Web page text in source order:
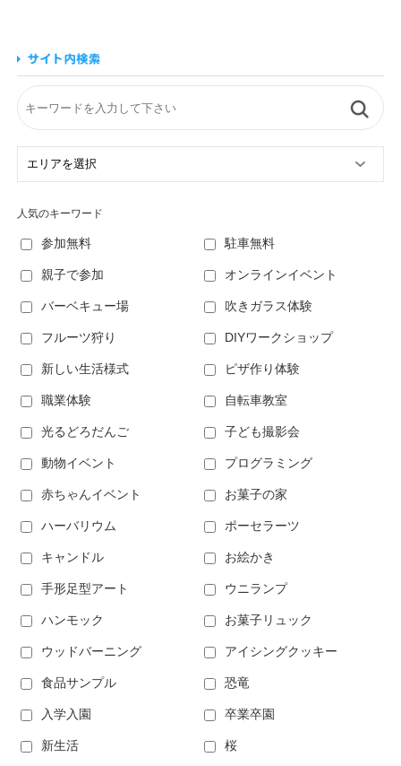
人気のキーワード
参加無料 駐車無料
親子で参加 オンラインイベント
バーベキュー場 吹きガラス体験
フルーツ狩り DIYワークショップ
新しい生活様式 ピザ作り体験
職業体験 自転車教室
光るどろだんご 子ども撮影会
動物イベント プログラミング
赤ちゃんイベント お菓子の家
ハーバリウム ポーセラーツ
キャンドル お絵かき
手形足型アート ウニランプ
ハンモック お菓子リュック
ウッドバーニング アイシングクッキー
食品サンプル 恐竜
入学入園 卒業卒園
新生活 桜